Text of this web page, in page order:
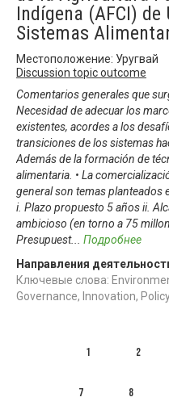
Indígena (AFCI)
Sistemas
Местоположение: Уругвай
Discussion topic outcome
Comentarios generales que
Necesidad de adecuar los
existentes, acordes a los
transiciones de los sistemas
Además de la formación de
alimentaria. • La
general son temas planteados
i. Plazo propuesto 5 años ii.
ambicioso (en torno a 75
Presupuest... Подробнее
Направления
Ключевые слова:
Governance, Innovation,
1 2
7 8